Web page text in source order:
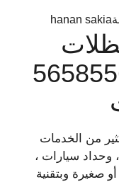
hanan sakia
تيماء 56585569
من الخدمات
وحداد سيارات ،
صغيرة وبتقنية